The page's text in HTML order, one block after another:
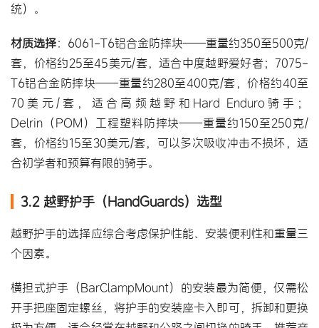
统）。
材质选择：6061-T6铝合金防摔块——重量约350至500克/
套，价格约25至45美元/套，适合中度越野爱好者；7075-
T6铝合金防摔块——重量约280至400克/套，价格约40至
70美元/套，适合高频越野和Hard Enduro骑手；
Delrin（POM）工程塑料防摔块——重量约150至250克/
套，价格约15至30美元/套，可以多次吸收冲击不损坏，适
合初学者和预算有限的骑手。
3.2 越野护手（HandGuards）选型
越野护手的选择应综合考虑保护性能、安装便利性和重量三
个因素。
横担式护手（BarClampMount）的安装最为简便，仅需松
开手把座固定螺丝，将护手的安装座卡入即可，拆卸和更换